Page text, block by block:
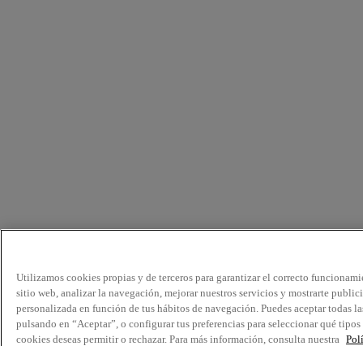
Utilizamos cookies propias y de terceros para garantizar el correcto
sitio web, analizar la navegación, mejorar nuestros servicios y mostrarte
personalizada en función de tus hábitos de navegación. Puedes aceptar todas
pulsando en “Aceptar”, o configurar tus preferencias para seleccionar qué tipos
cookies deseas permitir o rechazar. Para más información, consulta nuestra